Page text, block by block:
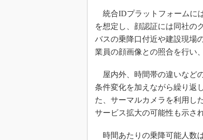
統合IDプラットフォームに
を想定し、顔認証には同社の
バスの乗降口付近や建設現場
業員の顔画像との照合を行い
屋内外、時間帯の違いなど
条件変化を加えながら繰り返
た、サーマルカメラを利用し
サービス拡大の可能性も示され
時間あたりの乗降可能人数